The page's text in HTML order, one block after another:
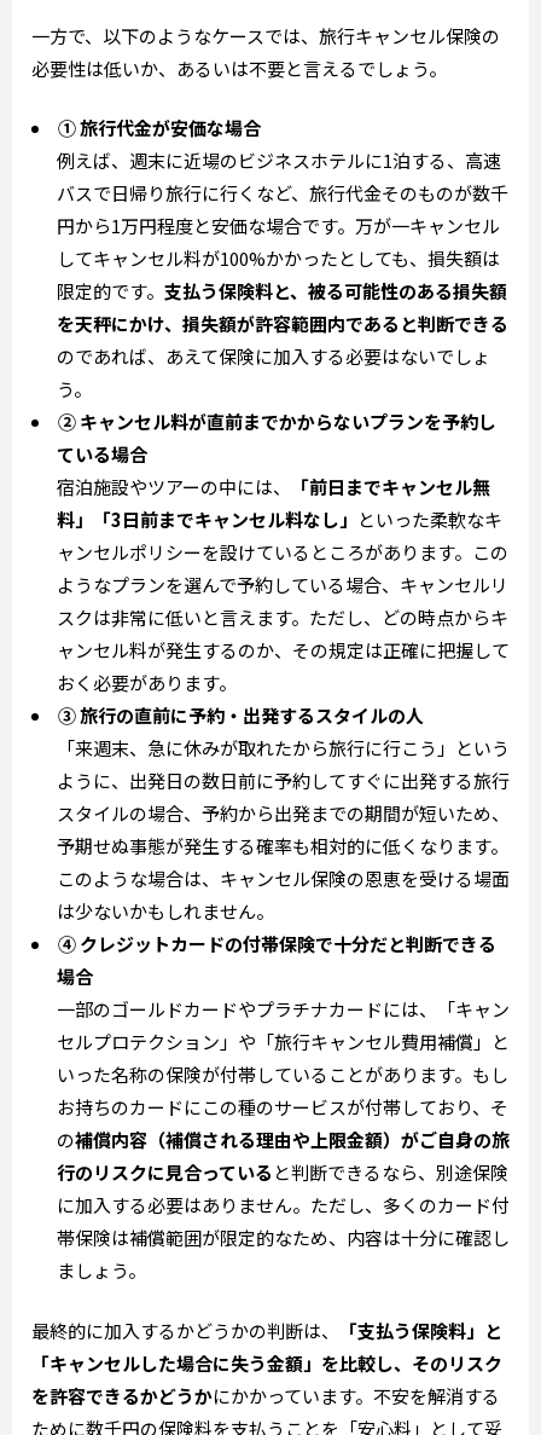
一方で、以下のようなケースでは、旅行キャンセル保険の
必要性は低いか、あるいは不要と言えるでしょう。
① 旅行代金が安価な場合
例えば、週末に近場のビジネスホテルに1泊する、高速
バスで日帰り旅行に行くなど、旅行代金そのものが数千
円から1万円程度と安価な場合です。万が一キャンセル
してキャンセル料が100%かかったとしても、損失額は
限定的です。 支払う保険料と、被る可能性のある損失額
を天秤にかけ、損失額が許容範囲内であると判断できる
のであれば、あえて保険に加入する必要はないでしょ
う。
② キャンセル料が直前までかからないプランを予約し
ている場合
宿泊施設やツアーの中には、
「前日までキャンセル無
料」「3日前までキャンセル料なし」 といった柔軟なキ
ャンセルポリシーを設けているところがあります。この
ようなプランを選んで予約している場合、キャンセルリ
スクは非常に低いと言えます。ただし、どの時点からキ
ャンセル料が発生するのか、その規定は正確に把握して
おく必要があります。
③ 旅行の直前に予約・出発するスタイルの人
「来週末、急に休みが取れたから旅行に行こう」という
ように、出発日の数日前に予約してすぐに出発する旅行
スタイルの場合、予約から出発までの期間が短いため、
予期せぬ事態が発生する確率も相対的に低くなります。
このような場合は、キャンセル保険の恩恵を受ける場面
は少ないかもしれません。
④ クレジットカードの付帯保険で十分だと判断できる
場合
一部のゴールドカードやプラチナカードには、「キャン
セルプロテクション」や「旅行キャンセル費用補償」と
いった名称の保険が付帯していることがあります。もし
お持ちのカードにこの種のサービスが付帯しており、そ
の補償内容（補償される理由や上限金額）がご自身の旅
行のリスクに見合っている と判断できるなら、別途保険
に加入する必要はありません。ただし、多くのカード付
帯保険は補償範囲が限定的なため、内容は十分に確認し
ましょう。
最終的に加入するかどうかの判断は、
「支払う保険料」と
「キャンセルした場合に失う金額」を比較し、そのリスク
を許容できるかどうかにかかっています。不安を解消する
ために数千円の保険料を支払うことを「安心料」として妥